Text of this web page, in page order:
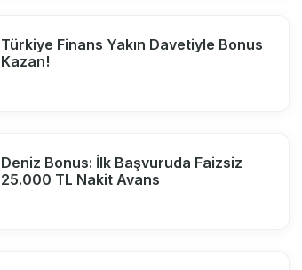
Türkiye Finans Yakın Davetiyle Bonus
Kazan!
Deniz Bonus: İlk Başvuruda Faizsiz
25.000 TL Nakit Avans